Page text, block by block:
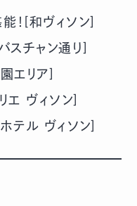
！[和ヴィソン]
スチャン通り]
エリア]
エ ヴィソン]
テル ヴィソン]